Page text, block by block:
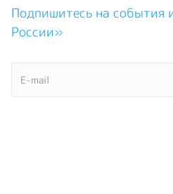
Подпишитесь на события
России»